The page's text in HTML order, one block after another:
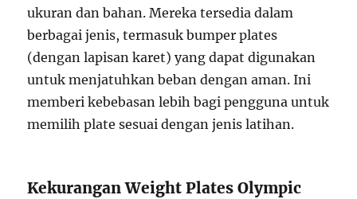
ukuran dan bahan. Mereka tersedia dalam
berbagai jenis, termasuk bumper plates
(dengan lapisan karet) yang dapat digunakan
untuk menjatuhkan beban dengan aman. Ini
memberi kebebasan lebih bagi pengguna untuk
memilih plate sesuai dengan jenis latihan.
Kekurangan Weight Plates Olympic